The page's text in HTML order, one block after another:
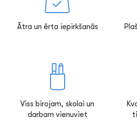
Ātra un ērta iepirkšanās
Viss birojam, skolai un
darbam vienuviet